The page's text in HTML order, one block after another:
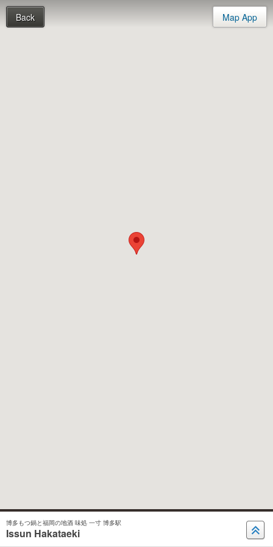
Back Map App
博多もつ鍋と福岡の地酒 味処 一寸 博多駅
Issun Hakataeki